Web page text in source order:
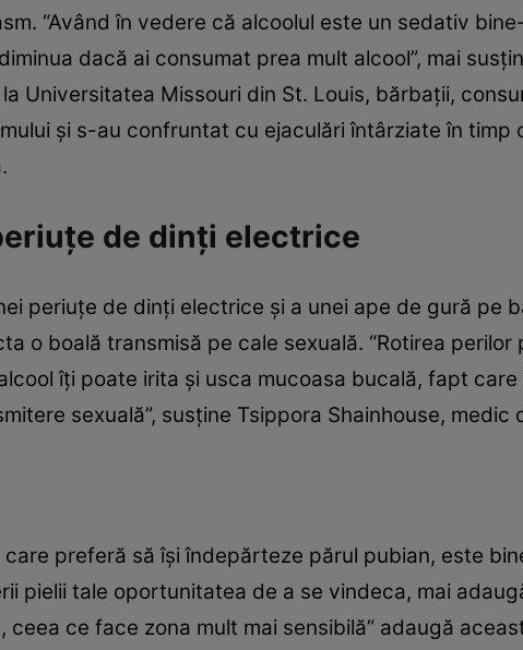
“Având în vedere că alcoolul este un sedativ
dacă ai consumat prea mult alcool”, mai
Universitatea Missouri din St. Louis, bărbaţii,
şi s-au confruntat cu ejaculări întârziate în timp
de dinţi electrice
periuţe de dinţi electrice şi a unei ape de gură pe
o boală transmisă pe cale sexuală. “Rotirea perilor
îţi poate irita şi usca mucoasa bucală, fapt
sexuală”, susţine Tsippora Shainhouse, medic
preferă să îşi îndepărteze părul pubian, este
pielii tale oportunitatea de a se vindeca, mai
ce face zona mult mai sensibilă” adaugă